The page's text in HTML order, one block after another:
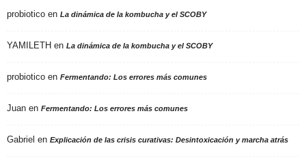
probiotico en La dinámica de la kombucha y el SCOBY
YAMILETH en La dinámica de la kombucha y el SCOBY
probiotico en Fermentando: Los errores más comunes
Juan en Fermentando: Los errores más comunes
Gabriel en Explicación de las crisis curativas: Desintoxicación y marcha atrás